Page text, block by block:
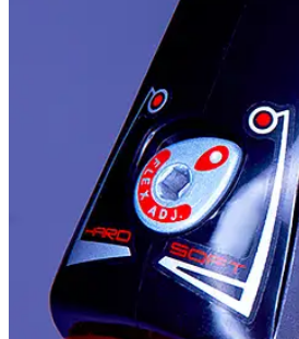
Lifestyle
Corporate